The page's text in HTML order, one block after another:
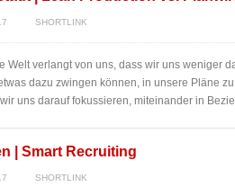
SHORTLINK
Welt verlangt von uns, dass wir uns weniger
dazu zwingen können, in unsere Pläne
uns darauf fokussieren, miteinander in
| Smart Recruiting
SHORTLINK